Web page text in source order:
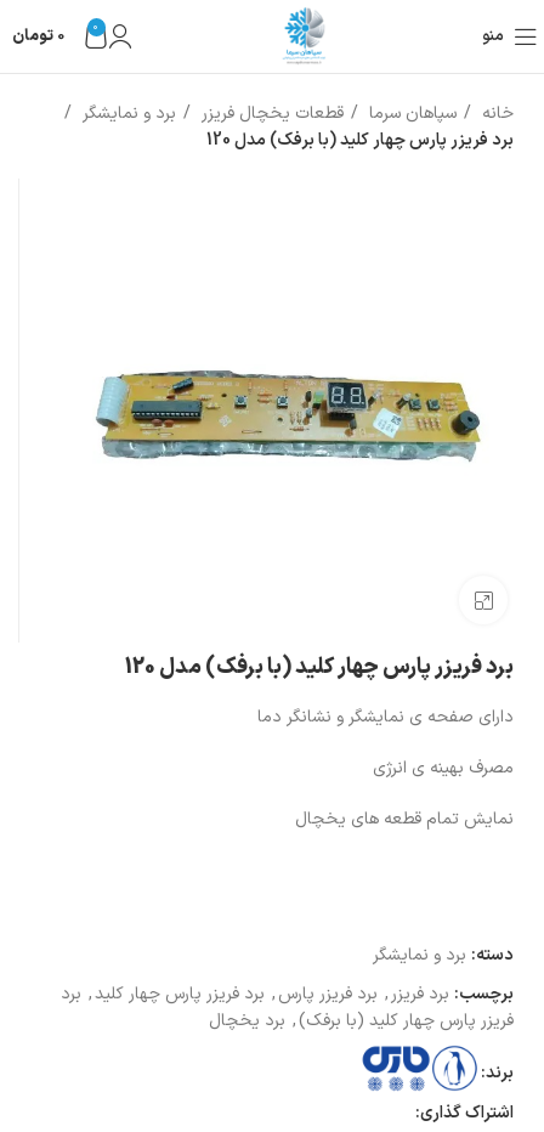
منو 0
0 تومان
خانه سپاهان سرما قطعات یخچال فریزر
برد و نمایشگر
برد فریزر پارس چهار کلید (با برفک) مدل 120
برد فریزر پارس چهار کلید (با برفک) مدل 120
دارای صفحه ی نمایشگر و نشانگر دما
مصرف بهینه ی انرژی
نمایش تمام قطعه های یخچال
دسته: برد و نمایشگر
برچسب: برد فریزر , برد فریزر پارس, برد فریزر پارس چهار کلید, برد
فریزر پارس چهار کلید (با برفک), برد یخچال
برند:
اشتراک گذاری: